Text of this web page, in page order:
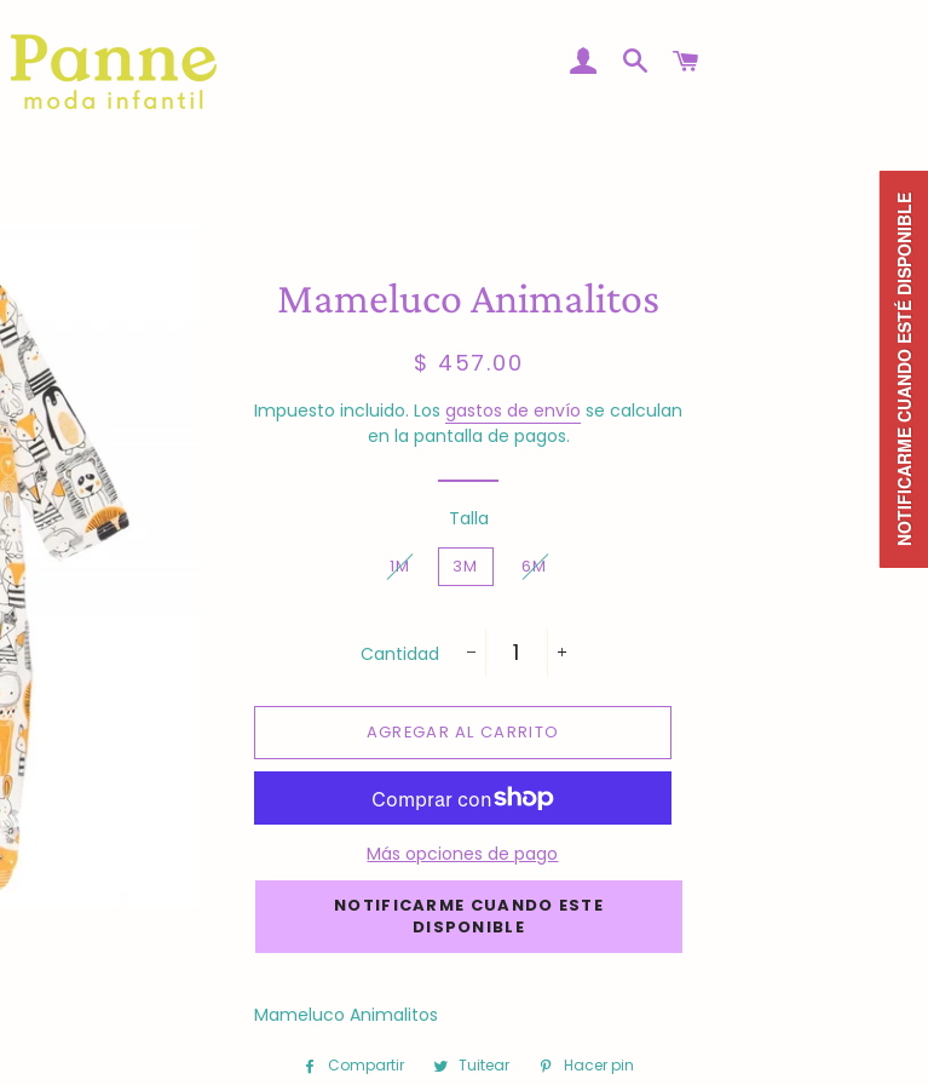
INGRESARBUSCAR
Mameluco Animalitos
Precio
Precio
venta
$ 457.00
Impuesto incluido. Losgastos de envío se calculan
en la pantalla de pagos.
Talla
1M 3M 6M
Cantidad
AGREGAR AL CARRITO
Más opciones de pago
NOTIFICARME CUANDO ESTE
DISPONIBLE
Mameluco Animalitos
Compartir
Compartir
Tuitear
TuitearHacer pin
NOTIFICARME CUANDO ESTÉ DISPONIBLE